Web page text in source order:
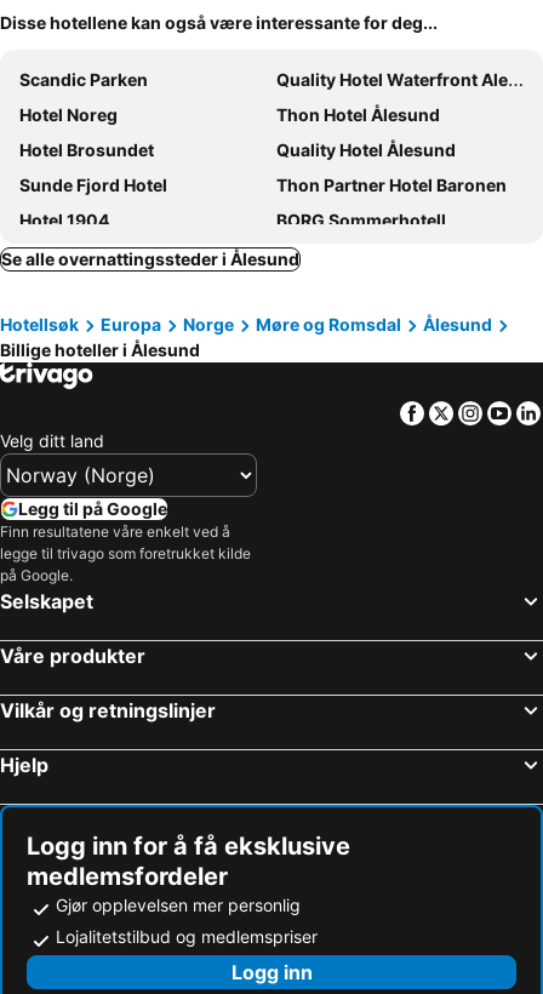
Disse hotellene kan også være interessante for deg...
Scandic Parken
Quality Hotel Waterfront Alesund
Hotel Noreg
Thon Hotel Ålesund
Hotel Brosundet
Quality Hotel Ålesund
Sunde Fjord Hotel
Thon Partner Hotel Baronen
Hotel 1904
BORG Sommerhotell
Molja Fyr
Kirkegata 4
Borg Bed & Breakfast
Vestavind hytter og rom AS
Sunde Fjord View, Easy And Cheap!
Se alle overnattingssteder i Ålesund
Hotellsøk Europa Norge Møre og Romsdal
Ålesund
Billige hoteller i Ålesund
Facebook
Twitter
Velg ditt land
Legg til på Google
Finn resultatene våre enkelt ved å
legge til trivago som foretrukket kilde
på Google.
Selskapet
Våre produkter
Vilkår og retningslinjer
Hjelp
Logg inn for å få eksklusive
medlemsfordeler
Gjør opplevelsen mer personlig
Lojalitetstilbud og medlemspriser
Logg inn